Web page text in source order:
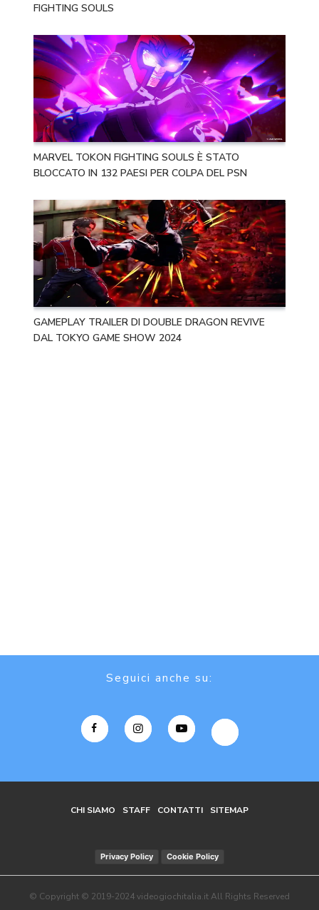
FIGHTING SOULS
MARVEL TOKON FIGHTING SOULS È STATO
BLOCCATO IN 132 PAESI PER COLPA DEL PSN
GAMEPLAY TRAILER DI DOUBLE DRAGON REVIVE
DAL TOKYO GAME SHOW 2024
Seguici anche su:
CHI SIAMO STAFF CONTATTI SITEMAP
Privacy Policy Cookie Policy
© Copyright © 2019-2024 videogiochitalia.it All Rights Reserved